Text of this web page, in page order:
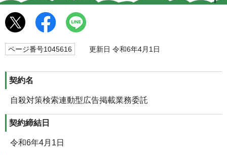
ページ番号1045616 更新日 令和6年4月1日
契約名
自殺対策検索連動型広告掲載業務委託
契約締結日
令和6年4月1日